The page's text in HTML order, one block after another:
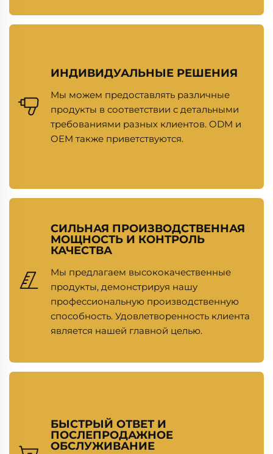
ИНДИВИДУАЛЬНЫЕ РЕШЕНИЯ
Мы можем предоставлять различные
продукты в соответствии с детальными
требованиями разных клиентов. ODM и
OEM также приветствуются.
СИЛЬНАЯ ПРОИЗВОДСТВЕННАЯ
МОЩНОСТЬ И КОНТРОЛЬ
КАЧЕСТВА
Мы предлагаем высококачественные
продукты, демонстрируя нашу
профессиональную производственную
способность. Удовлетворенность клиента
является нашей главной целью.
БЫСТРЫЙ ОТВЕТ И
ПОСЛЕПРОДАЖНОЕ
ОБСЛУЖИВАНИЕ